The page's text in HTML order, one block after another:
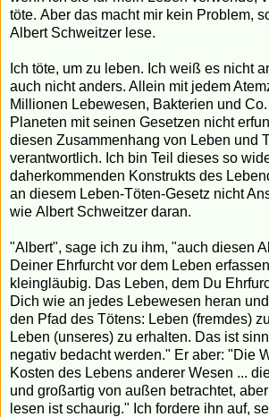
töte. Aber das macht mir kein Problem,
Albert Schweitzer lese.
Ich töte, um zu leben. Ich weiß es nicht
auch nicht anders. Allein mit jedem
Millionen Lebewesen, Bakterien und
Planeten mit seinen Gesetzen nicht
diesen Zusammenhang von Leben und
verantwortlich. Ich bin Teil dieses so
daherkommenden Konstrukts des
an diesem Leben-Töten-Gesetz nicht
wie Albert Schweitzer daran.
"Albert", sage ich zu ihm, "auch diesen
Deiner Ehrfurcht vor dem Leben
kleingläubig. Das Leben, dem Du
Dich wie an jedes Lebewesen heran
den Pfad des Tötens: Leben (fremdes)
Leben (unseres) zu erhalten. Das ist
negativ bedacht werden." Er aber: "Die
Kosten des Lebens anderer Wesen ...
und großartig von außen betrachtet,
lesen ist schaurig." Ich fordere ihn auf,